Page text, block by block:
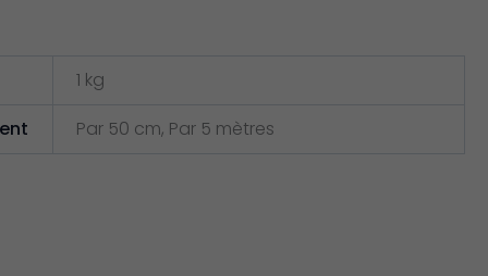
1 kg
Par 50 cm, Par 5 mètres